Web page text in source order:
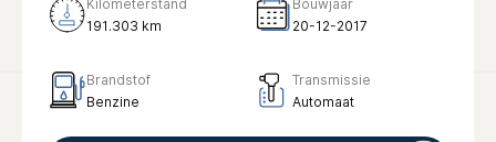
Kilometerstand
191.303 km
Bouwjaar
20-12-2017
Brandstof
Benzine
Transmissie
Automaat